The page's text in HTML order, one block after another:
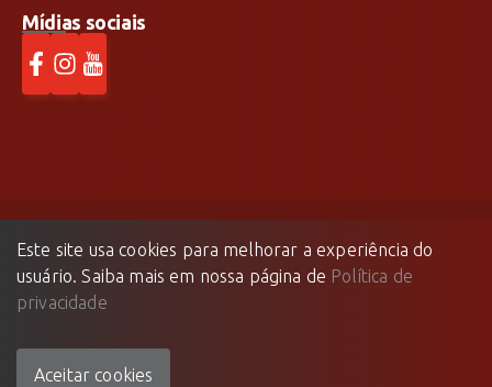
Mídias sociais
100% Imóveis©2026 - Todos os direitos reservados.
Este site usa cookies para melhorar a experiência do
usuário. Saiba mais em nossa página de Política de
privacidade
Aceitar cookies